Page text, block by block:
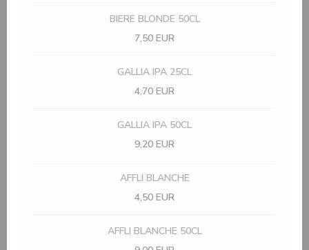
BIERE BLONDE 50CL
7,50 EUR
GALLIA IPA 25CL
4,70 EUR
GALLIA IPA 50CL
9,20 EUR
AFFLI BLANCHE
4,50 EUR
AFFLI BLANCHE 50CL